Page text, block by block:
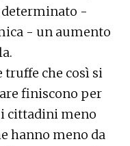
-
- un aumento
truffe che così si
finiscono per
cittadini meno
hanno meno da